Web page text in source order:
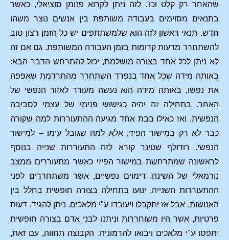
שהאחר רק קלט וכו'. לזה ניתן לקרוא פנומן סוציאלי, כאשר
בתנאים מסוימים בעבודה משותפת בין אנשים נוצר משהו
חדש. תנאי ראשון לזה הוא שלמשתתפים יש כל הזמן רצון טוב
להשתחרר מדעות קדומות בזמן העבודה המשותפת. גם אם זה
לא ניתן לכל אחד בצורה מושלמת, יכול להתרחש הדבר הבא:
באותה מידה שכל אחד בנפרד השתחרר מהתרדמת שאפפה
את נפשו, באותה מידה הוא נעשה מעורר לאזור הנפשי של
האחר. בתחילה זה יהיה כגישוש פנימי של עצמי לסביבה
הנפשית. ואז כאילו בבת אחד מגיעה ההתעוררות למה שקורה
כבר לא רק במישור הפיזי, אלא למה שגובל עימו – למישור
הנפשי. רודולף שטינר קורא לזה התעוררות שנייה בנוסף
לראשונה שמתרחשת במישור הפיזי כאשר מתעוררים ממצב
נורמאלי של השינה. דימוים נפשיים, אשר משתחררים לפני
ההתעוררות השנייה, ינועו בתחילה בצורה חופשית בחלל בין
האנושות, אבל אז יתקבלו ויעובדו ע"י מלאכים. ניתן להגיד, דעות
פרטיות, אשר היו משוחררות וניתנו לבני אדם בצורה חופשית
יתפסו ע"י מלאכים ויבואו להרמוניה. הקבוצה תחווה, עם זאת,